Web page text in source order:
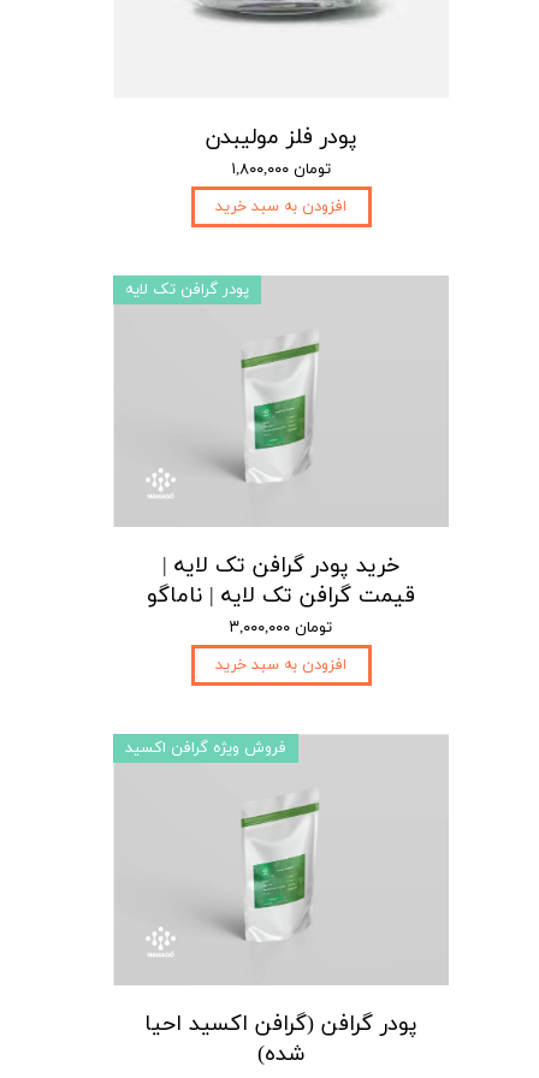
پودر فلز مولیبدن
۱,۸۰۰,۰۰۰ تومان
افزودن به سبد خرید
خرید پودر گرافن تک لایه |
قیمت گرافن تک لایه | ناماگو
۳,۰۰۰,۰۰۰ تومان
افزودن به سبد خرید
پودر گرافن تک لایه
پودر گرافن (گرافن اکسید احیا
شده)
فروش ویژه گرافن اکسید